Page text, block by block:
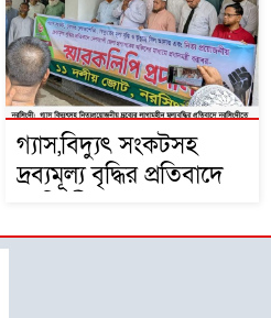
গ্যাস,বিদ্যুৎ সংকটসহ
দ্রব্যমূল্য বৃদ্ধির প্রতিবাদে
স্বারকলিপি প্রদান